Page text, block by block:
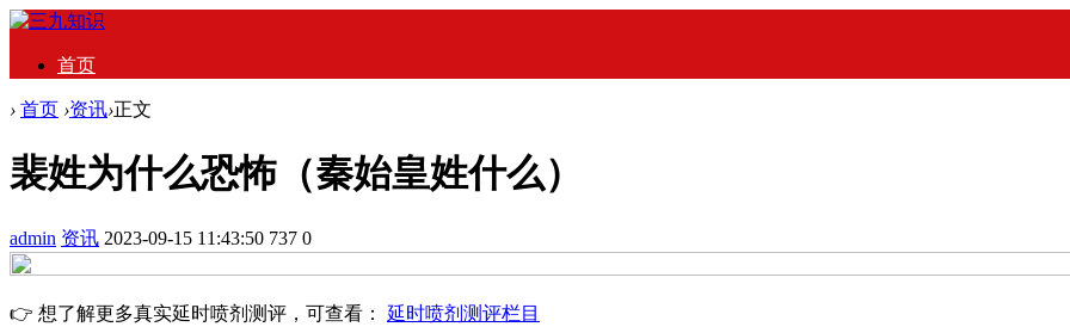
首页
› 首页 ›资讯›正文
裴姓为什么恐怖（秦始皇姓什么）
admin 资讯 2023-09-15 11:43:50 737 0
👉 想了解更多真实延时喷剂测评，可查看： 延时喷剂测评栏目